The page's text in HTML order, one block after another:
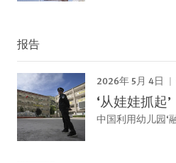
报告
2026年 5月 4日
‘从娃娃抓起’
中国利用幼儿园‘